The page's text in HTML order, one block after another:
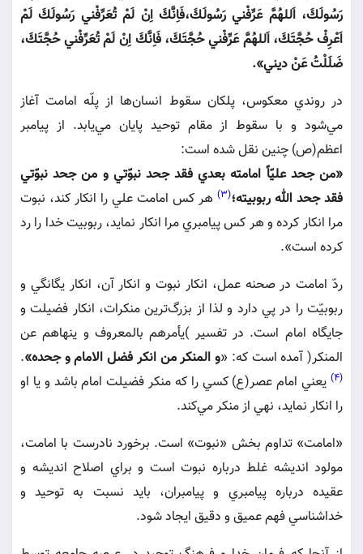
رَسُولَكَ، اَللهُمَّ عَرِّفْني‏ رَسُولَكَ،فَاِنَّكَ اِنْ لَمْ تُعَرِّفْني‏ رَسُولَكَ لَمْ
اَعْرِفْ حُجَّتَكَ، اَللهُمَّ عَرِّفْني حُجَّتَكَ، فَاِنَّكَ اِنْ لَمْ تُعَرِّفْني‏ حُجَّتَكَ،
ضَلَلْتُ عَنْ ديني‏».
در روندي معكوس، پلكان سقوط انسان‌ها از پلّه امامت آغاز
مي‌شود و با سقوط از مقام توحيد پايان مي‌يابد. از پيامبر
اعظم(ص) چنين نقل شده است:
«من جحد عليّاً امامته بعدي فقد جحد نبوّتي و من جحد نبوّتي
فقد جحد الله ربوبيته؛(3)
هر كس امامت علي را انكار كند، نبوت
مرا انكار كرده و هر كس پيامبري مرا انكار نمايد، ربوبيت خدا را رد
كرده است».
ردّ امامت در صحنه عمل، انكار نبوت و انكار آن، انكار يگانگي و
ربوبيّت را در پي دارد و لذا از بزرگ‌ترين منكرات، انكار فضيلت و
جايگاه امام است. در تفسير )يأمرهم بالمعروف و ينهاهم عن
المنكر( آمده است كه: «و المنكر من انكر فضل الامام و جحده».
(4)
يعني امام عصر(ع) كسي را كه منكر فضيلت امام باشد و يا او
را انكار نمايد، نهي از منكر مي‌كند.
«امامت» تداوم بخش «نبوت» است. برخورد نادرست با امامت،
مولود انديشه غلط درباره نبوت است و براي اصلاح انديشه و
عقيده درباره پيامبري و پيامبران، بايد نسبت به توحيد و
خداشناسي فهم عميق و دقيق ايجاد شود.